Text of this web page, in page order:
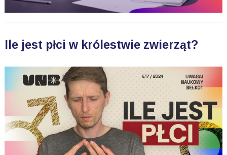
Ile jest płci w królestwie zwierząt?